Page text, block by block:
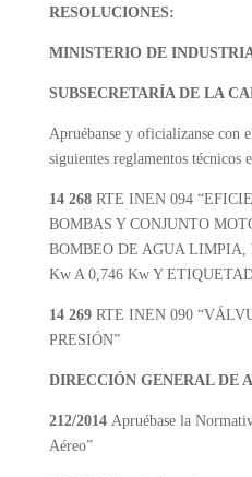
RESOLUCIONES:
MINISTERIO DE
SUBSECRETARÍA DE LA
Apruébanse y oficialízanse con
siguientes reglamentos técnicos
14 268RTE INEN 094
BOMBAS Y CONJUNTO
BOMBEO DE AGUA LIMPIA,
Kw A 0,746 Kw Y
14 269 RTE INEN 090
PRESIÓN”
DIRECCIÓN GENERAL DE
212/2014 Apruébase la
Aéreo”